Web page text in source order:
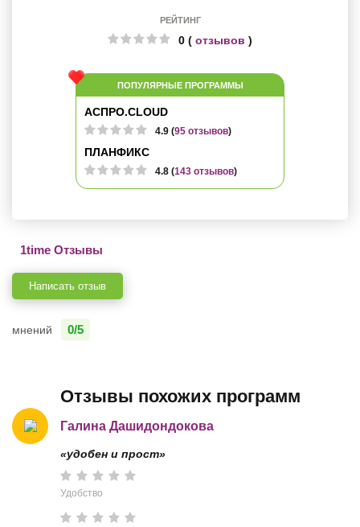
РЕЙТИНГ
0 ( отзывов )
ПОПУЛЯРНЫЕ ПРОГРАММЫ
АСПРО.CLOUD
4.9 (95 отзывов)
ПЛАНФИКС
4.8 (143 отзывов)
1time Отзывы
Написать отзыв
мнений 0/5
Отзывы похожих программ
Галина Дашидондокова
«удобен и прост»
Удобство